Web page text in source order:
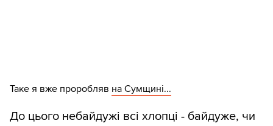
Таке я вже проробляв на Сумщині...
До цього небайдужі всі хлопці - байдуже, чи